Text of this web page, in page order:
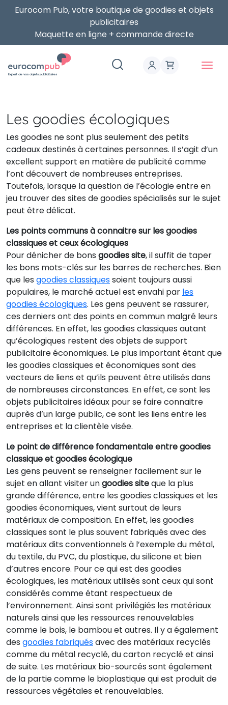
Eurocom Pub, votre boutique de goodies et objets
publicitaires
Maquette en ligne + commande directe
Expert de vos objets publicitaires
Les goodies écologiques
Les goodies ne sont plus seulement des petits
cadeaux destinés à certaines personnes. Il s’agit d’un
excellent support en matière de publicité comme
l’ont découvert de nombreuses entreprises.
Toutefois, lorsque la question de l’écologie entre en
jeu trouver des sites de goodies spécialisés sur le sujet
peut être délicat.
Les points communs à connaitre sur les goodies
classiques et ceux écologiques
Pour dénicher de bons goodies site, il suffit de taper
les bons mots-clés sur les barres de recherches. Bien
que les goodies classiquessoient toujours aussi
populaires, le marché actuel est envahi par les
goodies écologiques. Les gens peuvent se rassurer,
ces derniers ont des points en commun malgré leurs
différences. En effet, les goodies classiques autant
qu’écologiques restent des objets de support
publicitaire économiques. Le plus important étant que
les goodies classiques et économiques sont des
vecteurs de liens et qu’ils peuvent être utilisés dans
de nombreuses circonstances. En effet, ce sont les
objets publicitaires idéaux pour se faire connaitre
auprès d’un large public, ce sont les liens entre les
entreprises et la clientèle visée.
Le point de différence fondamentale entre goodies
classique et goodies écologique
Les gens peuvent se renseigner facilement sur le
sujet en allant visiter ungoodies siteque la plus
grande différence, entre les goodies classiques et les
goodies économiques, vient surtout de leurs
matériaux de composition. En effet, les goodies
classiques sont le plus souvent fabriqués avec des
matériaux dits conventionnels à l’exemple du métal,
du textile, du PVC, du plastique, du silicone et bien
d’autres encore. Pour ce qui est des goodies
écologiques, les matériaux utilisés sont ceux qui sont
considérés comme étant respectueux de
l’environnement. Ainsi sont privilégiés les matériaux
naturels ainsi que les ressources renouvelables
comme le bois, le bambou et autres. Il y a également
des goodies fabriquésavec des matériaux recyclés
comme du métal recyclé, du carton recyclé et ainsi
de suite. Les matériaux bio-sourcés sont également
de la partie comme le bioplastique qui est produit de
ressources végétales et renouvelables.